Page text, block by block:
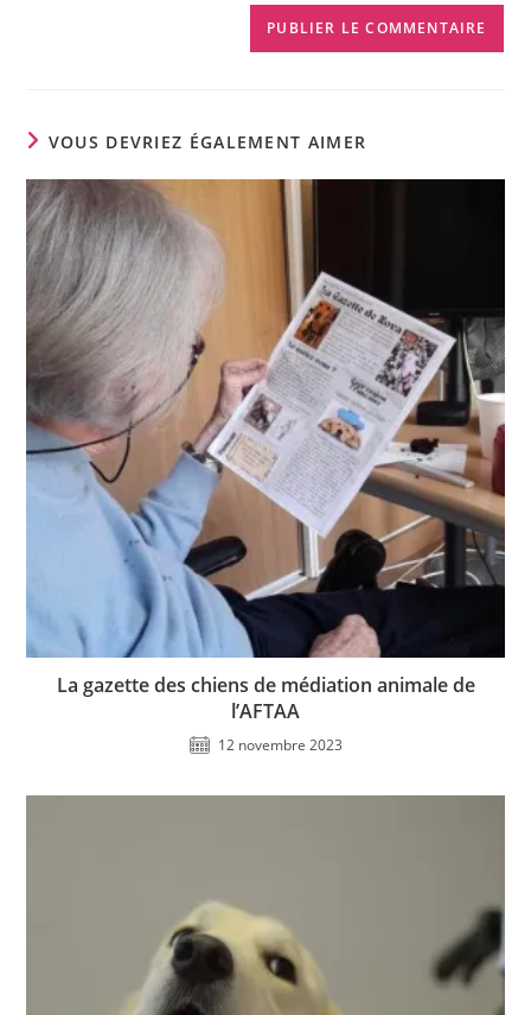
VOUS DEVRIEZ ÉGALEMENT AIMER
La gazette des chiens de médiation animale de
l’AFTAA
12 novembre 2023